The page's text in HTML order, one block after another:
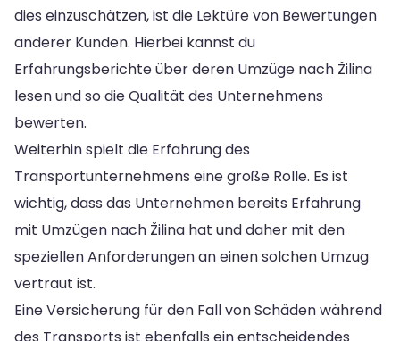
dies einzuschätzen, ist die Lektüre von Bewertungen
anderer Kunden. Hierbei kannst du
Erfahrungsberichte über deren Umzüge nach Žilina
lesen und so die Qualität des Unternehmens
bewerten.
Weiterhin spielt die Erfahrung des
Transportunternehmens eine große Rolle. Es ist
wichtig, dass das Unternehmen bereits Erfahrung
mit Umzügen nach Žilina hat und daher mit den
speziellen Anforderungen an einen solchen Umzug
vertraut ist.
Eine Versicherung für den Fall von Schäden während
des Transports ist ebenfalls ein entscheidendes